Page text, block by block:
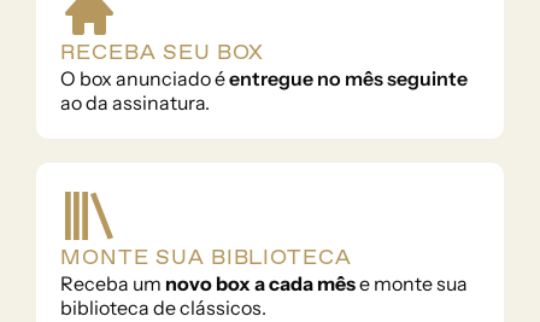
RECEBA SEU BOX
O box anunciado é
ao da assinatura.
MONTE SUA BIBLIOTECA
Receba um novo box a cada mês e monte sua
biblioteca de clássicos.